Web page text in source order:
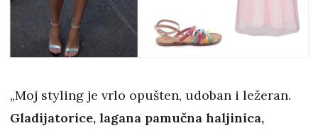
„Moj styling je vrlo opušten, udoban i ležeran.
Gladijatorice, lagana pamučna haljinica,